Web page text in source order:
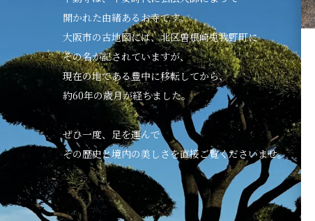
開かれた由緒あるお寺です。
大阪市の古地図には、北区曽根崎兎我野町に
その名が記されていますが、
現在の地である豊中に移転してから、
約60年の歳月が経ちました。
ぜひ一度、足を運んで
その歴史と境内の美しさを直接ご覧くださいませ。